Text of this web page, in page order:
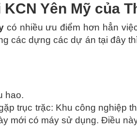
Yên Mỹ của
có nhiều ưu điểm hơn hẳn
các dựng các dự án tại đây
hao.
trục trặc: Khu công nghiệp
mới có máy sử dụng. Điều